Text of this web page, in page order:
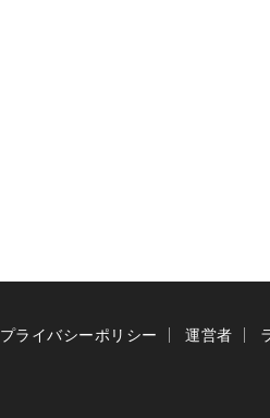
プライバシーポリシー 運営者